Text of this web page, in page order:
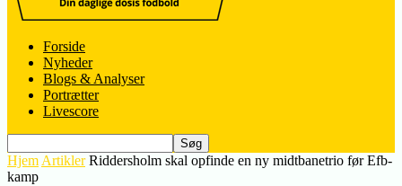
Forside
Nyheder
Blogs & Analyser
Portrætter
Livescore
Hjem Artikler Riddersholm skal opfinde en ny midtbanetrio før Efb-
kamp